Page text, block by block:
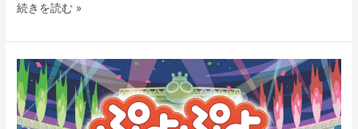
続きを読む »
第
21
回
NINJA